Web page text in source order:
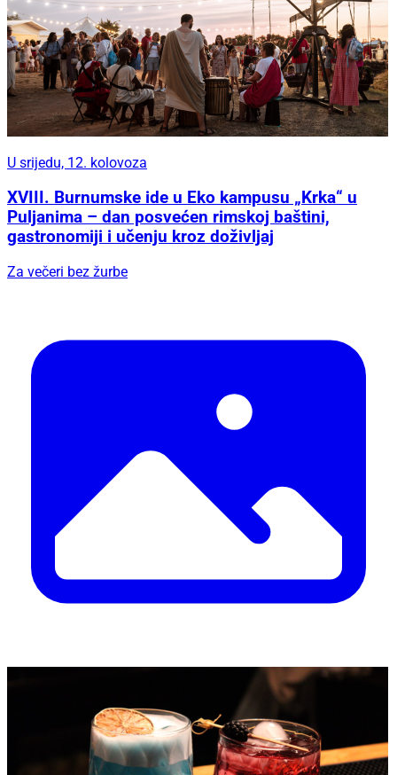
U srijedu, 12. kolovoza
XVIII. Burnumske ide u Eko kampusu „Krka“ u
Puljanima – dan posvećen rimskoj baštini,
gastronomiji i učenju kroz doživljaj
Za večeri bez žurbe